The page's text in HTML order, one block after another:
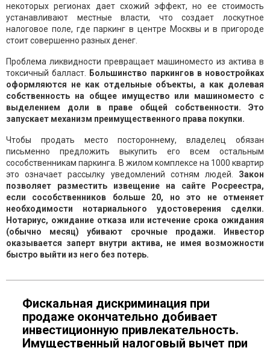
некоторых регионах дает схожий эффект, но ее стоимость
устанавливают местные власти, что создает лоскутное
налоговое поле, где паркинг в центре Москвы и в пригороде
стоит совершенно разных денег.
Проблема ликвидности превращает машиноместо из актива в
токсичный балласт.
Большинство паркингов в новостройках
оформляются не как отдельные объекты, а как долевая
собственность на общее имущество или машиноместо с
выделением доли в праве общей собственности. Это
запускает механизм преимущественного права покупки.
Чтобы продать место постороннему, владелец обязан
письменно предложить выкупить его всем остальным
сособственникам паркинга. В жилом комплексе на 1000 квартир
это означает рассылку уведомлений сотням людей. Закон
позволяет разместить извещение на сайте Росреестра,
если сособственников больше 20, но это не отменяет
необходимости нотариального удостоверения сделки.
Нотариус, ожидание отказа или истечение срока ожидания
(обычно месяц) убивают срочные продажи. Инвестор
оказывается заперт внутри актива, не имея возможности
быстро выйти из него без потерь.
Фискальная дискриминация при
продаже окончательно добивает
инвестиционную привлекательность.
Имущественный налоговый вычет при